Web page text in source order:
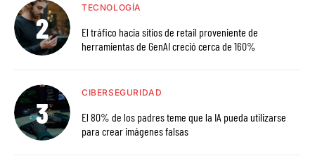
TECNOLOGÍA
El tráfico hacia sitios de retail proveniente de
herramientas de GenAI creció cerca de 160%
CIBERSEGURIDAD
El 80% de los padres teme que la IA pueda utilizarse
para crear imágenes falsas